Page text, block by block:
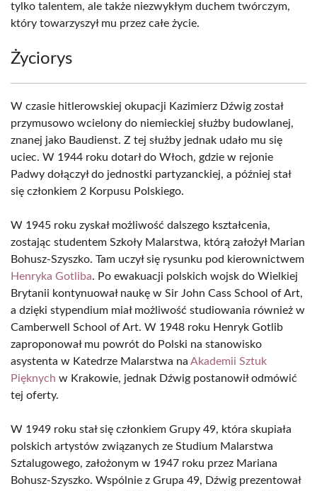
tylko talentem, ale także niezwykłym duchem twórczym,
który towarzyszył mu przez całe życie.
Życiorys
W czasie hitlerowskiej okupacji Kazimierz Dźwig został
przymusowo wcielony do niemieckiej służby budowlanej,
znanej jako Baudienst. Z tej służby jednak udało mu się
uciec. W 1944 roku dotarł do Włoch, gdzie w rejonie
Padwy dołączył do jednostki partyzanckiej, a później stał
się członkiem 2 Korpusu Polskiego.
W 1945 roku zyskał możliwość dalszego kształcenia,
zostając studentem Szkoły Malarstwa, którą założył Marian
Bohusz-Szyszko. Tam uczył się rysunku pod kierownictwem
Henryka Gotliba. Po ewakuacji polskich wojsk do Wielkiej
Brytanii kontynuował naukę w Sir John Cass School of Art,
a dzięki stypendium miał możliwość studiowania również w
Camberwell School of Art. W 1948 roku Henryk Gotlib
zaproponował mu powrót do Polski na stanowisko
asystenta w Katedrze Malarstwa na Akademii Sztuk
Pięknych w Krakowie, jednak Dźwig postanowił odmówić
tej oferty.
W 1949 roku stał się członkiem Grupy 49, która skupiała
polskich artystów związanych ze Studium Malarstwa
Sztalugowego, założonym w 1947 roku przez Mariana
Bohusz-Szyszko. Wspólnie z Grupa 49, Dźwig prezentował